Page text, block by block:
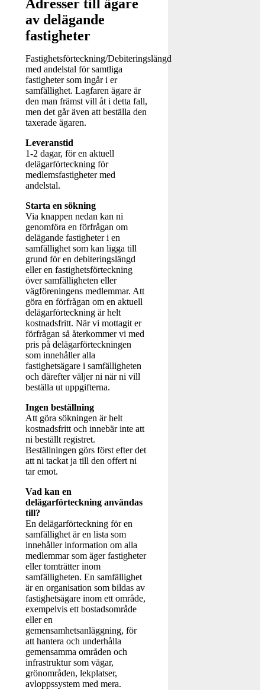
Adresser till ägare
av delägande
fastigheter
Fastighetsförteckning/Debiteringslängd
med andelstal för samtliga
fastigheter som ingår i er
samfällighet. Lagfaren ägare är
den man främst vill åt i detta fall,
men det går även att beställa den
taxerade ägaren.
Leveranstid
1-2 dagar, för en aktuell
delägarförteckning för
medlemsfastigheter med
andelstal.
Starta en sökning
Via knappen nedan kan ni
genomföra en förfrågan om
delägande fastigheter i en
samfällighet som kan ligga till
grund för en debiteringslängd
eller en fastighetsförteckning
över samfälligheten eller
vägföreningens medlemmar. Att
göra en förfrågan om en aktuell
delägarförteckning är helt
kostnadsfritt. När vi mottagit er
förfrågan så återkommer vi med
pris på delägarförteckningen
som innehåller alla
fastighetsägare i samfälligheten
och därefter väljer ni när ni vill
beställa ut uppgifterna.
Ingen beställning
Att göra sökningen är helt
kostnadsfritt och innebär inte att
ni beställt registret.
Beställningen görs först efter det
att ni tackat ja till den offert ni
tar emot.
Vad kan en
delägarförteckning användas
till?
En delägarförteckning för en
samfällighet är en lista som
innehåller information om alla
medlemmar som äger fastigheter
eller tomträtter inom
samfälligheten. En samfällighet
är en organisation som bildas av
fastighetsägare inom ett område,
exempelvis ett bostadsområde
eller en
gemensamhetsanläggning, för
att hantera och underhålla
gemensamma områden och
infrastruktur som vägar,
grönområden, lekplatser,
avloppssystem med mera.